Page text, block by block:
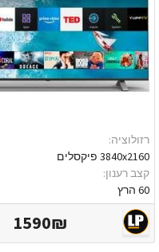
רזולוציה:
3840x2160 פיקסלים
קצב רענון:
60 הרץ
1590₪